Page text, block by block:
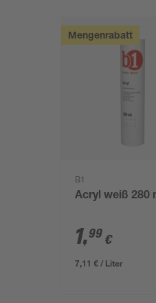
Mengenrabatt
B1
Acryl weiß 280
1,99 €
7,11 € / Liter